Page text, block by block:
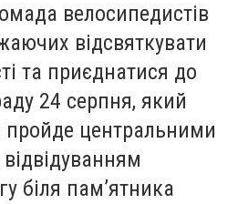
велосипедистів
відсвяткувати
та приєднатися до
24 серпня, який
пройде центральними
біля пам’ятника